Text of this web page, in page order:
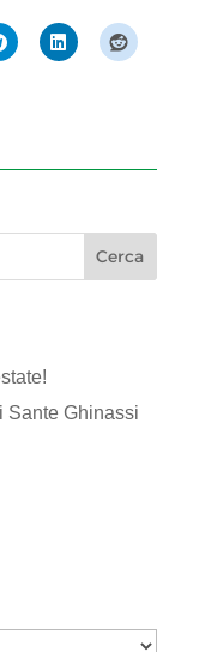
Sante Ghinassi